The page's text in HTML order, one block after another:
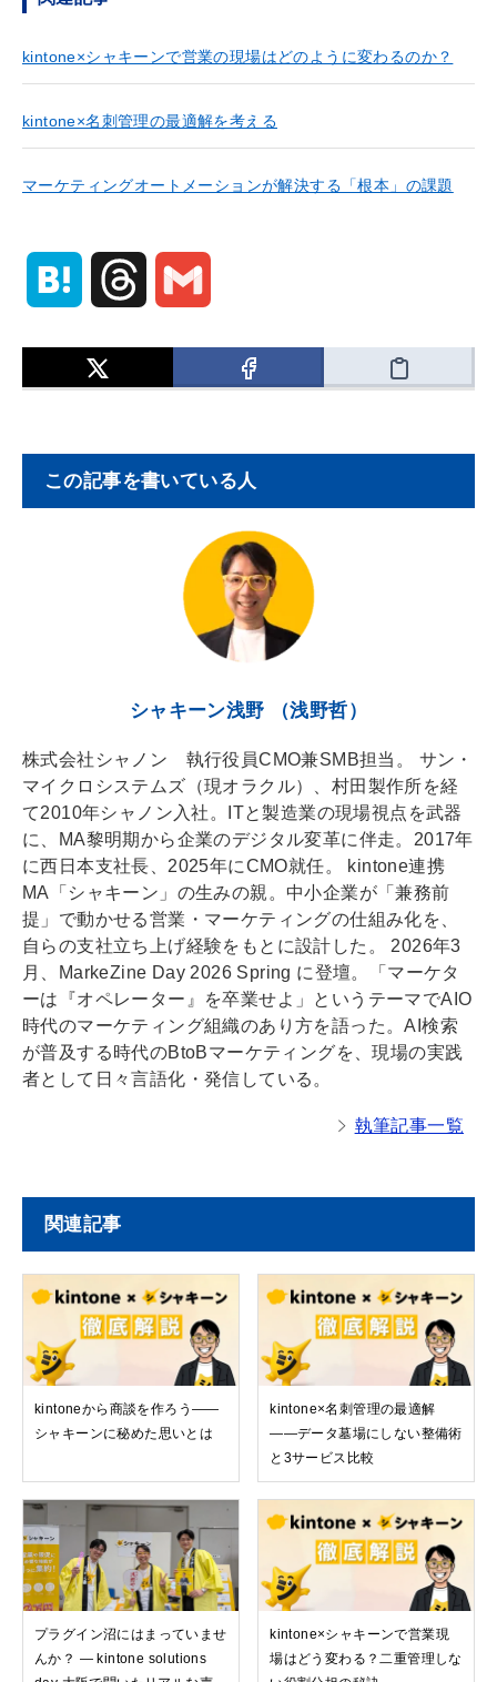
kintone×シャキーンで営業の現場はどのように変わるのか？
kintone×名刺管理の最適解を考える
マーケティングオートメーションが解決する「根本」の課題
t r a
この記事を書いている人
シャキーン浅野 （浅野哲）
株式会社シャノン 執行役員CMO兼SMB担当。 サン・
マイクロシステムズ（現オラクル）、村田製作所を経
て2010年シャノン入社。ITと製造業の現場視点を武器
に、MA黎明期から企業のデジタル変革に伴走。2017年
に西日本支社長、2025年にCMO就任。 kintone連携
MA「シャキーン」の生みの親。中小企業が「兼務前
提」で動かせる営業・マーケティングの仕組み化を、
自らの支社立ち上げ経験をもとに設計した。 2026年3
月、MarkeZine Day 2026 Spring に登壇。「マーケタ
ーは『オペレーター』を卒業せよ」というテーマでAIO
時代のマーケティング組織のあり方を語った。AI検索
が普及する時代のBtoBマーケティングを、現場の実践
者として日々言語化・発信している。
執筆記事一覧
関連記事
kintoneから商談を作ろう——
シャキーンに秘めた思いとは
kintone×名刺管理の最適解
——データ墓場にしない整備術
と3サービス比較
プラグイン沼にはまっていませ
んか？ — kintone solutions
kintone×シャキーンで営業現
場はどう変わる？二重管理しな